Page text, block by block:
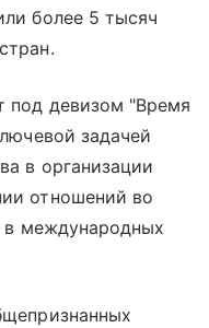
более 5 тысяч
под девизом "Время
задачей
в организации
отношений во
в международных